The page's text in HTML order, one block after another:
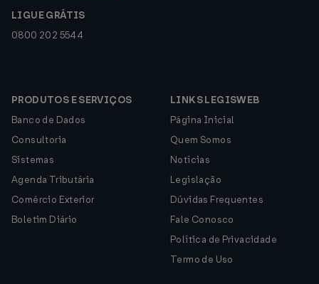
LIGUE GRÁTIS
0800 202 5544
PRODUTOS E SERVIÇOS
Banco de Dados
Consultoria
Sistemas
Agenda Tributária
Comércio Exterior
Boletim Diário
LINKS LEGISWEB
Página Inicial
Quem Somos
Notícias
Legislação
Dúvidas Frequentes
Fale Conosco
Política de Privacidade
Termo de Uso